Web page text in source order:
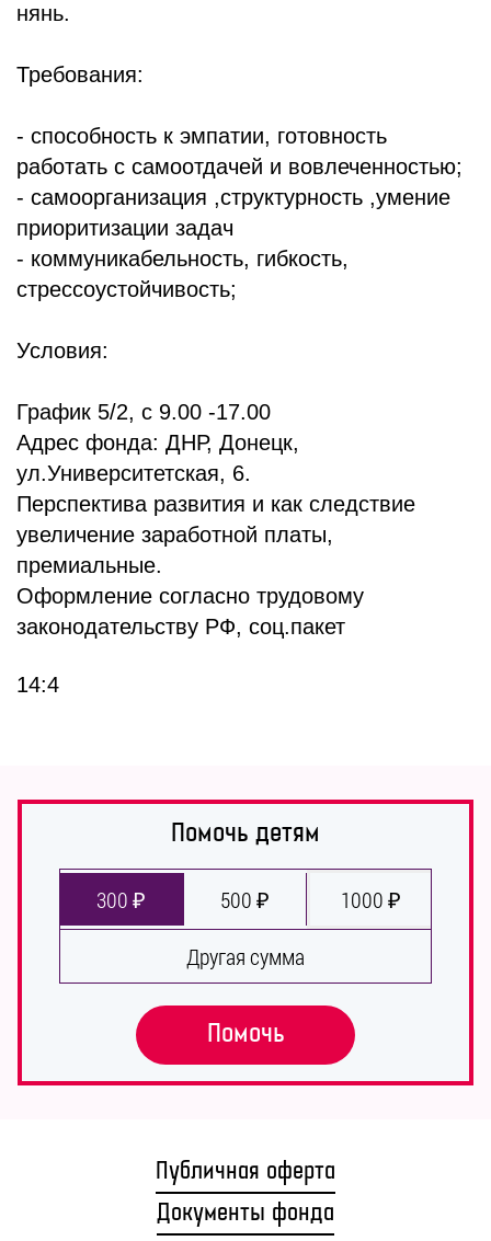
нянь.
Требования:
- способность к эмпатии, готовность
работать с самоотдачей и вовлеченностью;
- самоорганизация ,структурность ,умение
приоритизации задач
- коммуникабельность, гибкость,
стрессоустойчивость;
Условия:
График 5/2, с 9.00 -17.00
Адрес фонда: ДНР, Донецк,
ул.Университетская, 6.
Перспектива развития и как следствие
увеличение заработной платы,
премиальные.
Оформление согласно трудовому
законодательству РФ, соц.пакет
14:4
Помочь детям
300 ₽ 500 ₽
1000 ₽
Другая сумма
Помочь
Публичная оферта
Документы фонда